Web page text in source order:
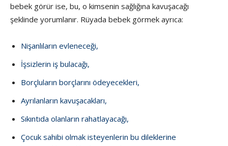
bebek görür ise, bu, o kimsenin sağlığına kavuşacağı
şeklinde yorumlanır. Rüyada bebek görmek ayrıca:
Nişanlıların evleneceği,
İşsizlerin iş bulacağı,
Borçluların borçlarını ödeyecekleri,
Ayrılanların kavuşacakları,
Sıkıntıda olanların rahatlayacağı,
Çocuk sahibi olmak isteyenlerin bu dileklerine